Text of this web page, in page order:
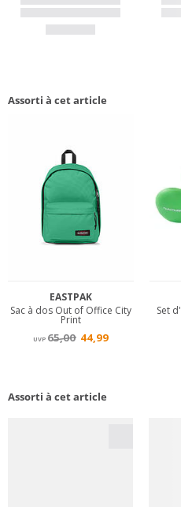
Assorti à cet article
Assorti à cet article